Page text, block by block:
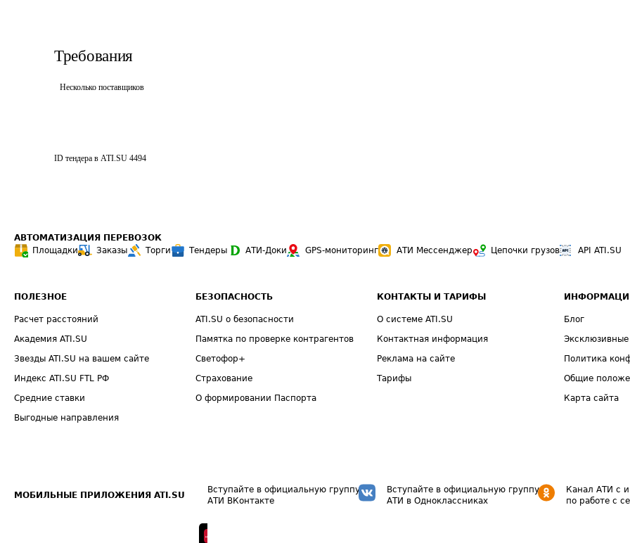
Требования
Несколько поставщиков
ID тендера в ATI.SU 4494
АВТОМАТИЗАЦИЯ ПЕРЕВОЗОК
Площадки
Заказы Торги Тендеры АТИ-Доки GPS-мониторинг АТИ Мессенджер Цепочки грузов API ATI.SU
ПОЛЕЗНОЕ
Расчет расстояний
Академия ATI.SU
Звезды ATI.SU на вашем сайте
Индекс ATI.SU FTL РФ
Средние ставки
Выгодные направления
БЕЗОПАСНОСТЬ
ATI.SU о безопасности
Памятка по проверке контрагентов
Светофор+
Страхование
О формировании Паспорта
КОНТАКТЫ И ТАРИФЫ
О системе ATI.SU
Контактная информация
Реклама на сайте
Тарифы
Блог
Политика
Общие
Карта сайта
МОБИЛЬНЫЕ ПРИЛОЖЕНИЯ ATI.SU
Вступайте в официальную группу
АТИ ВКонтакте
Вступайте в официальную группу
АТИ в Одноклассниках
Канал АТИ с
по работе с